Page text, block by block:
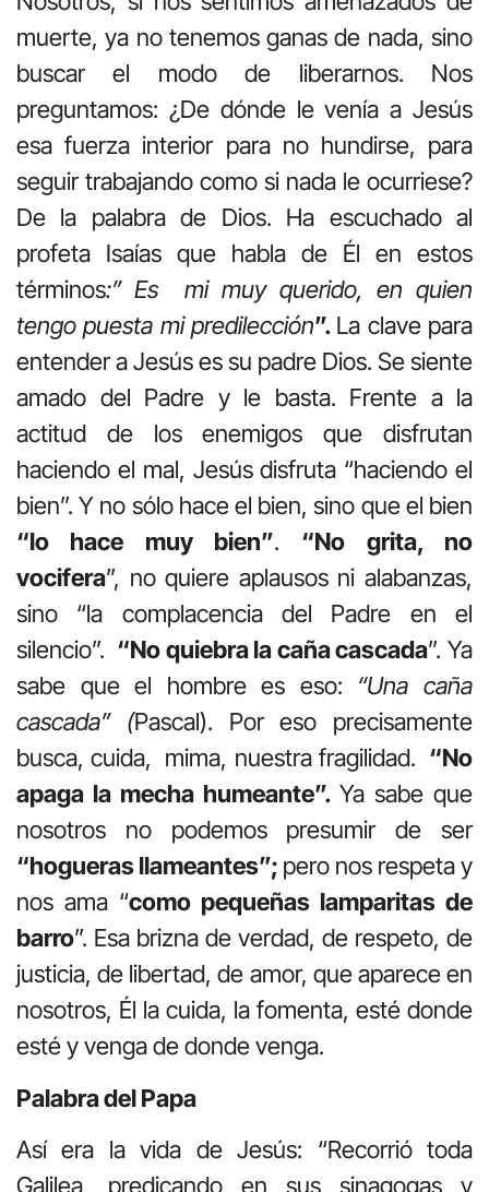
muerte, ya no tenemos ganas de nada, sino
buscar el modo de liberarnos. Nos
preguntamos: ¿De dónde le venía a Jesús
esa fuerza interior para no hundirse, para
seguir trabajando como si nada le ocurriese?
De la palabra de Dios. Ha escuchado al
profeta Isaías que habla de Él en estos
términos:” Es mi muy querido, en quien
tengo puesta mi predilección”. La clave para
entender a Jesús es su padre Dios. Se siente
amado del Padre y le basta. Frente a la
actitud de los enemigos que disfrutan
haciendo el mal, Jesús disfruta “haciendo el
bien”. Y no sólo hace el bien, sino que el bien
“lo hace muy bien”. “No grita, no
vocifera”, no quiere aplausos ni alabanzas,
sino “la complacencia del Padre en el
silencio”. “No quiebra la caña cascada”. Ya
sabe que el hombre es eso: “Una caña
cascada” (Pascal). Por eso precisamente
busca, cuida, mima, nuestra fragilidad. “No
apaga la mecha humeante”. Ya sabe que
nosotros no podemos presumir de ser
“hogueras llameantes”; pero nos respeta y
nos ama “como pequeñas lamparitas de
barro”. Esa brizna de verdad, de respeto, de
justicia, de libertad, de amor, que aparece en
nosotros, Él la cuida, la fomenta, esté donde
esté y venga de donde venga.
Palabra del Papa
Así era la vida de Jesús: “Recorrió toda
Galilea, predicando en sus sinagogas y